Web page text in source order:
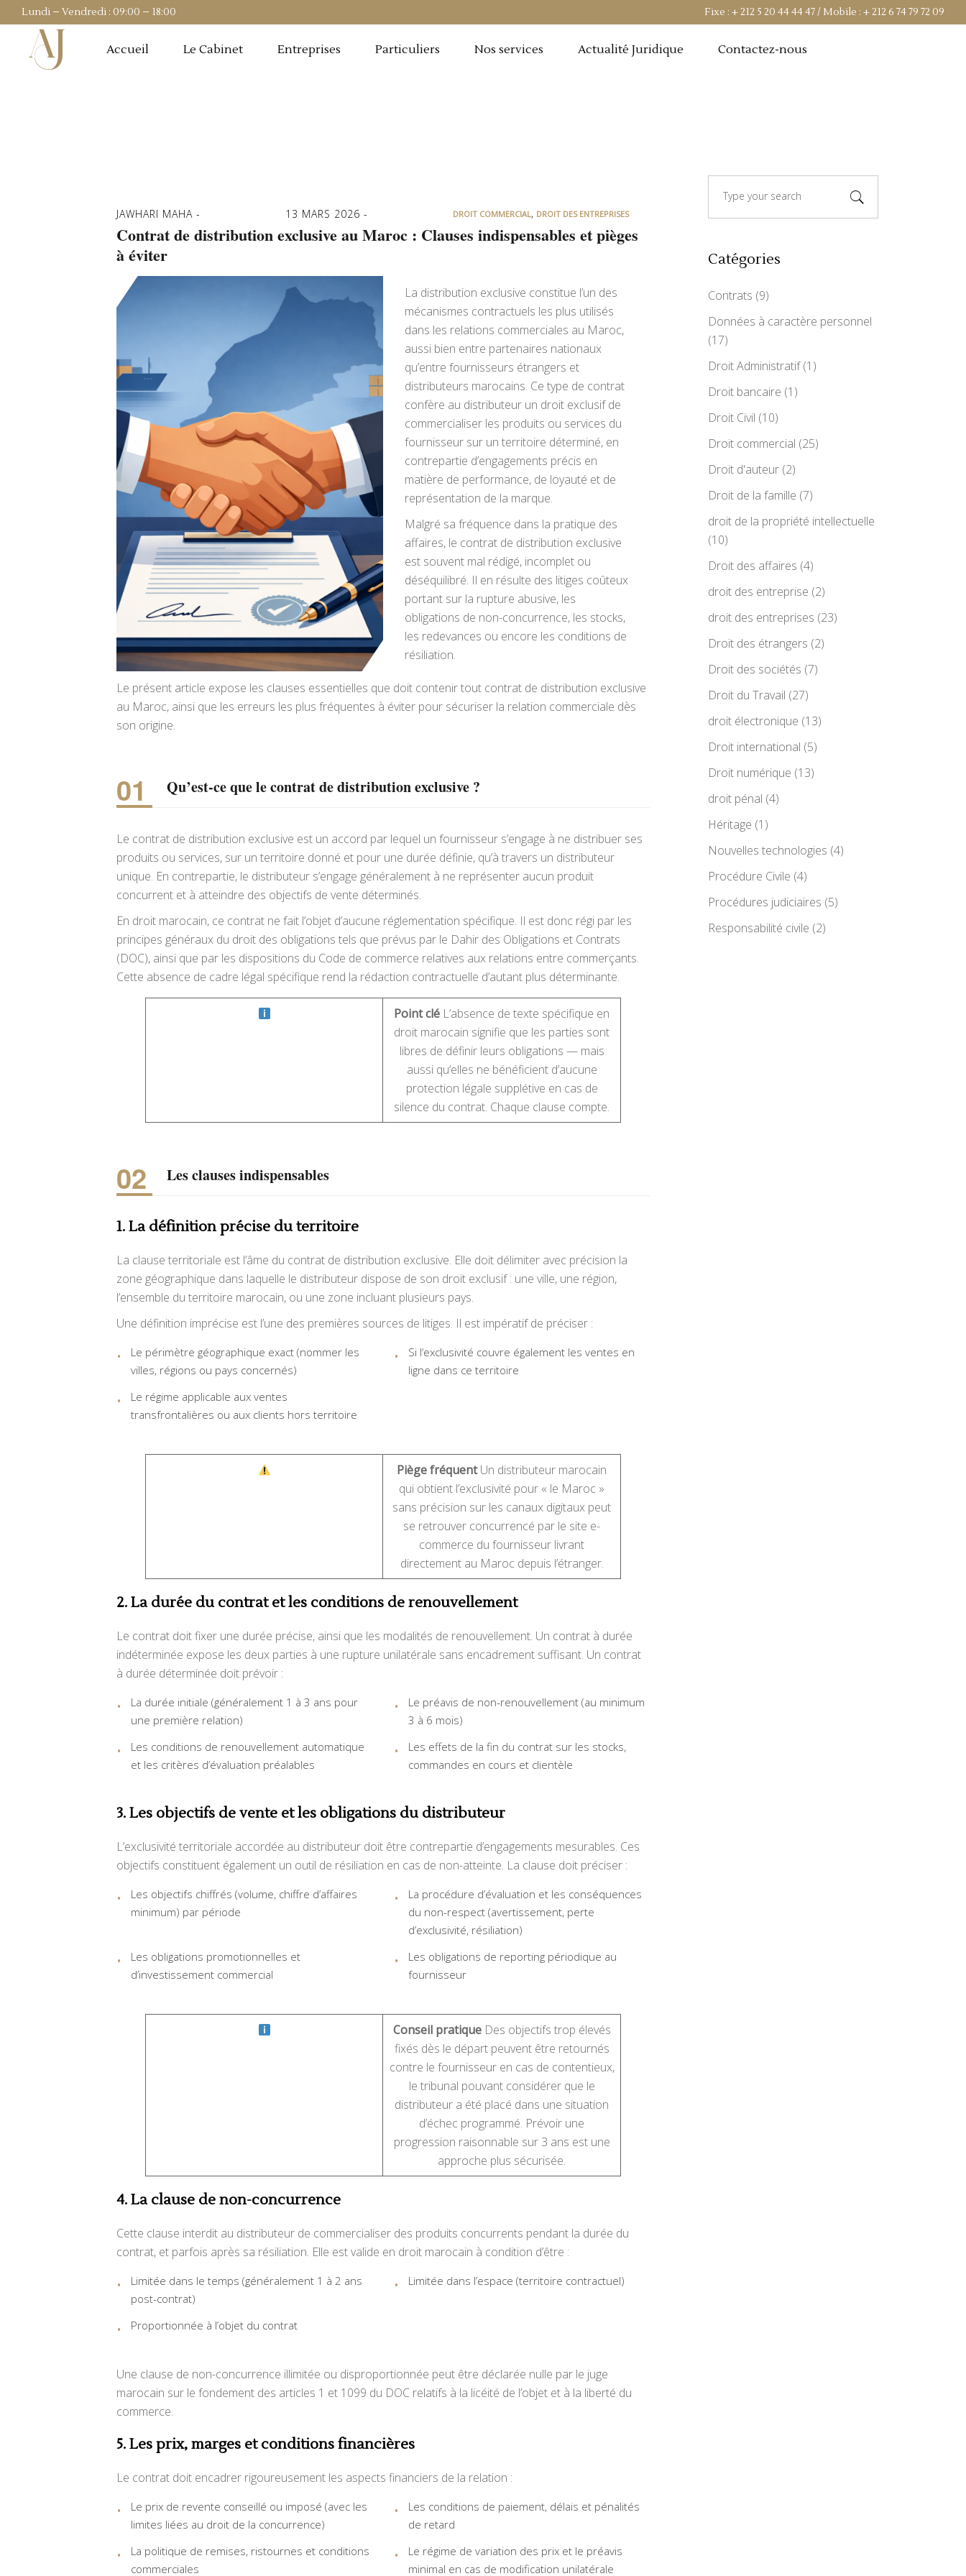
Lundi – Vendredi : 09:00 – 18:00 Fixe : + 212 5 20 44 44 47/ Mobile : + 212 6 74 79 72 09
Accueil Le Cabinet Entreprises Particuliers Nos services Actualité Juridique Contactez-nous
JAWHARI MAHA 13 MARS 2026 DROIT COMMERCIAL, DROIT DES ENTREPRISES
Contrat de distribution exclusive au Maroc : Clauses indispensables et pièges
à éviter
La distribution exclusive constitue l’un des
mécanismes contractuels les plus utilisés
dans les relations commerciales au Maroc,
aussi bien entre partenaires nationaux
qu’entre fournisseurs étrangers et
distributeurs marocains. Ce type de contrat
confère au distributeur un droit exclusif de
commercialiser les produits ou services du
fournisseur sur un territoire déterminé, en
contrepartie d’engagements précis en
matière de performance, de loyauté et de
représentation de la marque.
Malgré sa fréquence dans la pratique des
affaires, le contrat de distribution exclusive
est souvent mal rédigé, incomplet ou
déséquilibré. Il en résulte des litiges coûteux
portant sur la rupture abusive, les
obligations de non-concurrence, les stocks,
les redevances ou encore les conditions de
résiliation.
Le présent article expose les clauses essentielles que doit contenir tout contrat de distribution exclusive
au Maroc, ainsi que les erreurs les plus fréquentes à éviter pour sécuriser la relation commerciale dès
son origine.
Qu’est-ce que le contrat de distribution exclusive ?
Le contrat de distribution exclusive est un accord par lequel un fournisseur s’engage à ne distribuer ses
produits ou services, sur un territoire donné et pour une durée définie, qu’à travers un distributeur
unique. En contrepartie, le distributeur s’engage généralement à ne représenter aucun produit
concurrent et à atteindre des objectifs de vente déterminés.
En droit marocain, ce contrat ne fait l’objet d’aucune réglementation spécifique. Il est donc régi par les
principes généraux du droit des obligations tels que prévus par le Dahir des Obligations et Contrats
(DOC), ainsi que par les dispositions du Code de commerce relatives aux relations entre commerçants.
Cette absence de cadre légal spécifique rend la rédaction contractuelle d’autant plus déterminante.
Point clé L’absence de texte spécifique en
droit marocain signifie que les parties sont
libres de définir leurs obligations — mais
aussi qu’elles ne bénéficient d’aucune
protection légale supplétive en cas de
silence du contrat. Chaque clause compte.
Les clauses indispensables
1. La définition précise du territoire
La clause territoriale est l’âme du contrat de distribution exclusive. Elle doit délimiter avec précision la
zone géographique dans laquelle le distributeur dispose de son droit exclusif : une ville, une région,
l’ensemble du territoire marocain, ou une zone incluant plusieurs pays.
Une définition imprécise est l’une des premières sources de litiges. Il est impératif de préciser :
Le périmètre géographique exact (nommer les
villes, régions ou pays concernés)
Si l’exclusivité couvre également les ventes en
ligne dans ce territoire
Le régime applicable aux ventes
transfrontalières ou aux clients hors territoire
Piège fréquentUn distributeur marocain
qui obtient l’exclusivité pour « le Maroc »
sans précision sur les canaux digitaux peut
se retrouver concurrencé par le site e-
commerce du fournisseur livrant
directement au Maroc depuis l’étranger.
2. La durée du contrat et les conditions de renouvellement
Le contrat doit fixer une durée précise, ainsi que les modalités de renouvellement. Un contrat à durée
indéterminée expose les deux parties à une rupture unilatérale sans encadrement suffisant. Un contrat
à durée déterminée doit prévoir :
La durée initiale (généralement 1 à 3 ans pour
une première relation)
Le préavis de non-renouvellement (au minimum
3 à 6 mois)
Les conditions de renouvellement automatique
et les critères d’évaluation préalables
Les effets de la fin du contrat sur les stocks,
commandes en cours et clientèle
3. Les objectifs de vente et les obligations du distributeur
L’exclusivité territoriale accordée au distributeur doit être contrepartie d’engagements mesurables. Ces
objectifs constituent également un outil de résiliation en cas de non-atteinte. La clause doit préciser :
Les objectifs chiffrés (volume, chiffre d’affaires
minimum) par période
La procédure d’évaluation et les conséquences
du non-respect (avertissement, perte
d’exclusivité, résiliation)
Les obligations promotionnelles et
d’investissement commercial
Les obligations de reporting périodique au
fournisseur
Conseil pratiqueDes objectifs trop élevés
fixés dès le départ peuvent être retournés
contre le fournisseur en cas de contentieux,
le tribunal pouvant considérer que le
distributeur a été placé dans une situation
d’échec programmé. Prévoir une
progression raisonnable sur 3 ans est une
approche plus sécurisée.
4. La clause de non-concurrence
Cette clause interdit au distributeur de commercialiser des produits concurrents pendant la durée du
contrat, et parfois après sa résiliation. Elle est valide en droit marocain à condition d’être :
Limitée dans le temps (généralement 1 à 2 ans
post-contrat)
Limitée dans l’espace (territoire contractuel)
Proportionnée à l’objet du contrat
Une clause de non-concurrence illimitée ou disproportionnée peut être déclarée nulle par le juge
marocain sur le fondement des articles 1 et 1099 du DOC relatifs à la licéité de l’objet et à la liberté du
commerce.
5. Les prix, marges et conditions financières
Le contrat doit encadrer rigoureusement les aspects financiers de la relation :
Le prix de revente conseillé ou imposé (avec les
limites liées au droit de la concurrence)
Les conditions de paiement, délais et pénalités
de retard
La politique de remises, ristournes et conditions
commerciales
Le régime de variation des prix et le préavis
minimal en cas de modification unilatérale
Catégories
Contrats (9)
Données à caractère personnel
(17)
Droit Administratif(1)
Droit bancaire (1)
Droit Civil (10)
Droit commercial (25)
Droit d'auteur(2)
Droit de la famille (7)
droit de la propriété intellectuelle
(10)
Droit des affaires (4)
droit des entreprise (2)
droit des entreprises (23)
Droit des étrangers (2)
Droit des sociétés (7)
Droit du Travail (27)
droit électronique (13)
Droit international (5)
Droit numérique (13)
droit pénal (4)
Héritage (1)
Nouvelles technologies (4)
Procédure Civile (4)
Procédures judiciaires (5)
Responsabilité civile (2)